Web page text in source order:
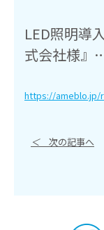
LED照明導
式会社様』
https://ameblo.jp/
＜次の記事へ